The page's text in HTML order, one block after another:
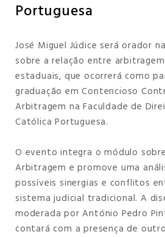
Portuguesa
José Miguel Júdice será orador
sobre a relação entre
estaduais, que ocorrerá como
graduação em Contencioso
Arbitragem na Faculdade de
Católica Portuguesa.
O evento integra o módulo
Arbitragem e promove uma
possíveis sinergias e conflitos
sistema judicial tradicional. A
moderada por António Pedro
contará com a presença de